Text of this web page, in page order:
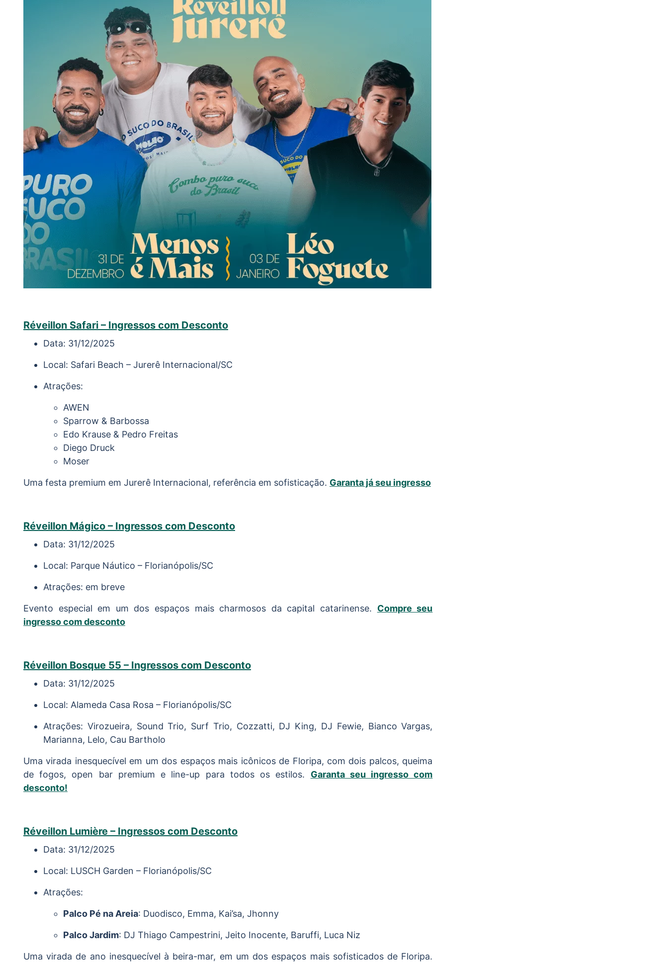
Réveillon Safari – Ingressos com Desconto
Data: 31/12/2025
Local: Safari Beach – Jurerê Internacional/SC
Atrações:
AWEN
Sparrow & Barbossa
Edo Krause & Pedro Freitas
Diego Druck
Moser
Uma festa premium em Jurerê Internacional, referência em sofisticação. Garanta já seu ingresso
Réveillon Mágico – Ingressos com Desconto
Data: 31/12/2025
Local: Parque Náutico – Florianópolis/SC
Atrações: em breve
Evento especial em um dos espaços mais charmosos da capital catarinense. Compre seu
ingresso com desconto
Réveillon Bosque 55 – Ingressos com Desconto
Data: 31/12/2025
Local: Alameda Casa Rosa – Florianópolis/SC
Atrações: Virozueira, Sound Trio, Surf Trio, Cozzatti, DJ King, DJ Fewie, Bianco Vargas,
Marianna, Lelo, Cau Bartholo
Uma virada inesquecível em um dos espaços mais icônicos de Floripa, com dois palcos, queima
de fogos, open bar premium e line-up para todos os estilos. Garanta seu ingresso com
desconto!
Réveillon Lumière – Ingressos com Desconto
Data: 31/12/2025
Local: LUSCH Garden – Florianópolis/SC
Atrações:
Palco Pé na Areia: Duodisco, Emma, Kai’sa, Jhonny
Palco Jardim: DJ Thiago Campestrini, Jeito Inocente, Baruffi, Luca Niz
Uma virada de ano inesquecível à beira-mar, em um dos espaços mais sofisticados de Floripa.